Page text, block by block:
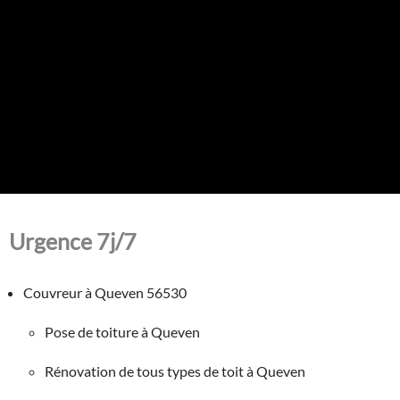
Urgence 7j/7
Couvreur à Queven 56530
Pose de toiture à Queven
Rénovation de tous types de toit à Queven